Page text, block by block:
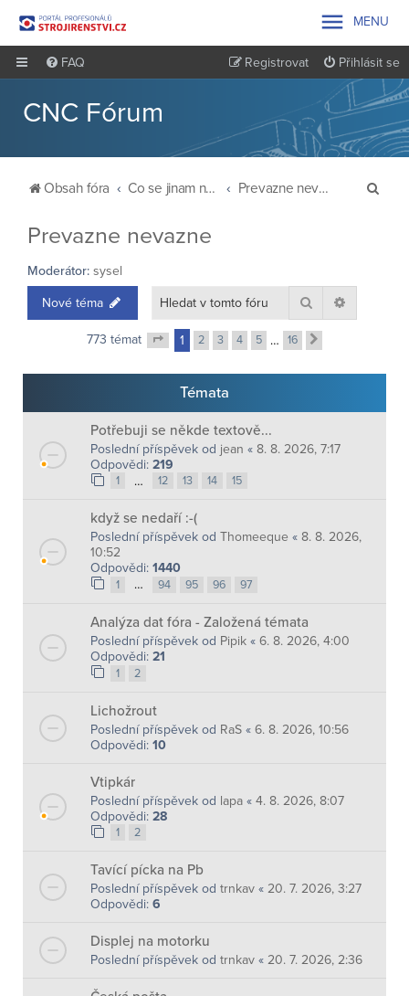
 MENU
FAQ Přihlásit se
Registrovat
CNC Fórum
Obsah fóra Co se jinam nevešlo Prevazne nevazne
Prevazne nevazne
Moderátor: sysel
Nové téma Hledat
773 témat Stránka z16
1 2 3 4 5 … 16
Témata
Potřebuji se někde textově...
Poslední příspěvek od jean « 8. 8. 2026, 7:17
Odpovědi: 219
1 … 12 13 14 15
když se nedaří :-(
Poslední příspěvek od Thomeeque « 8. 8. 2026,
10:52
Odpovědi: 1440
1 … 94 95 96 97
Analýza dat fóra - Založená témata
Poslední příspěvek od Pipik « 6. 8. 2026, 4:00
Odpovědi: 21
1 2
Lichožrout
Poslední příspěvek od RaS « 6. 8. 2026, 10:56
Odpovědi: 10
Vtipkár
Poslední příspěvek od lapa « 4. 8. 2026, 8:07
Odpovědi: 28
1 2
Tavící pícka na Pb
Poslední příspěvek od trnkav « 20. 7. 2026, 3:27
Odpovědi: 6
Displej na motorku
Poslední příspěvek od trnkav « 20. 7. 2026, 2:36